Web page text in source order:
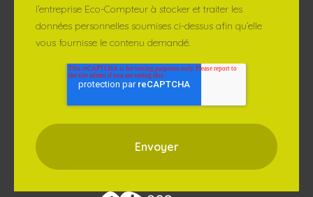
l’entreprise Eco-Compteur à stocker et traiter les
données personnelles soumises ci-dessus afin qu’elle
vous fournisse le contenu demandé.